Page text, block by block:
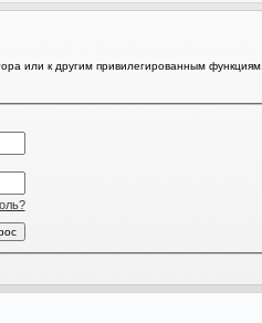
или к другим привилегированным функциям.